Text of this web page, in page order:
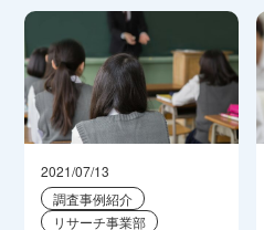
2021/07/13
調査事例紹介
リサーチ事業部